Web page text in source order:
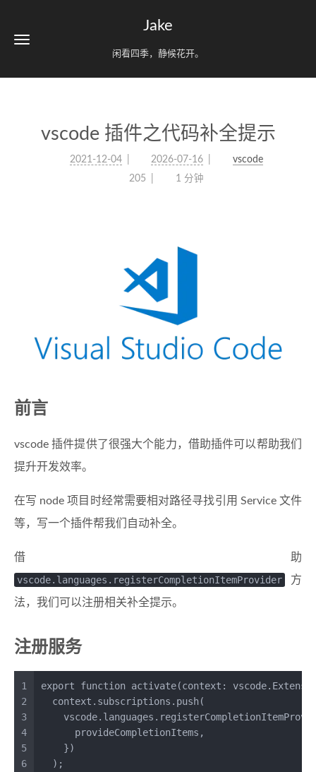
Jake
闲看四季，静候花开。
vscode 插件之代码补全提示
2021-12-04 2026-07-16
vscode
205
1 分钟
前言
vscode 插件提供了很强大个能力，借助插件可以帮助我们
提升开发效率。
在写 node 项目时经常需要相对路径寻找引用 Service 文件
等，写一个插件帮我们自动补全。
借助
vscode.languages.registerCompletionItemProvider
方
法，我们可以注册相关补全提示。
注册服务
1
2
3
4
5
6
export function activate(context : vscode.
  context.
subscriptions . push(
    vscode.
languages .
      provideCompletionItems,
    })
  );